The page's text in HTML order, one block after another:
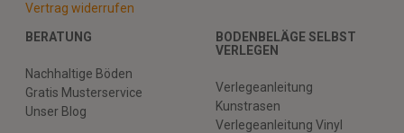
Vertrag widerrufen
BERATUNG
Nachhaltige Böden
Gratis Musterservice
Unser Blog
BODENBELÄGE SELBST
VERLEGEN
Verlegeanleitung
Kunstrasen
Verlegeanleitung Vinyl